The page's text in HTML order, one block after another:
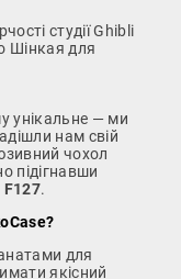
студії Ghibli
Шінкая для
унікальне — ми
нам свій
чохол
підігнавши
F127.
для
якісний